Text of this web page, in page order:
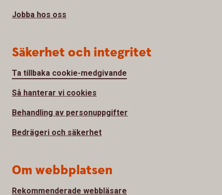
Jobba hos oss
Säkerhet och integritet
Ta tillbaka cookie-medgivande
Så hanterar vi cookies
Behandling av personuppgifter
Bedrägeri och säkerhet
Om webbplatsen
Rekommenderade webbläsare